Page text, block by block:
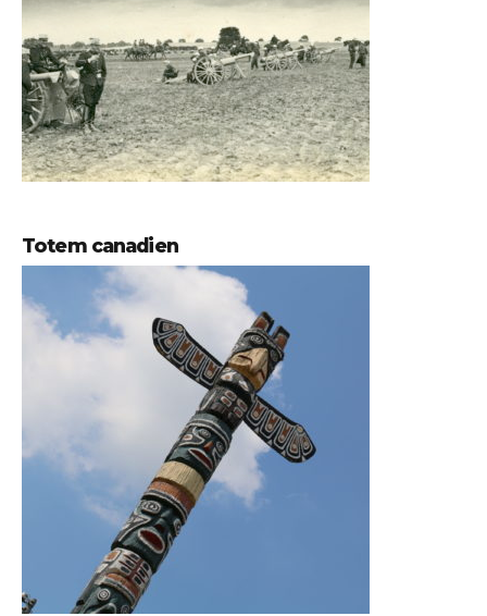
Totem canadien